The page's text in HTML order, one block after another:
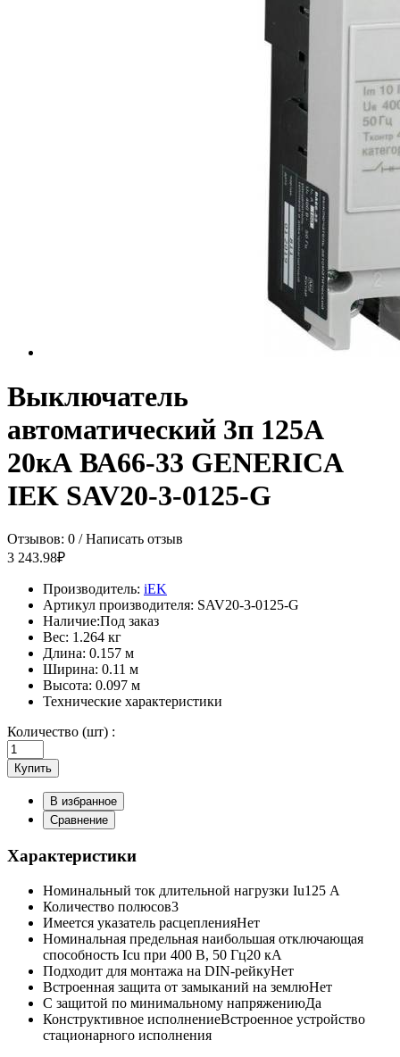
Выключатель
автоматический 3п 125А
20кА ВА66-33 GENERICA
IEK SAV20-3-0125-G
Отзывов: 0 /Написать отзыв
3 243.98₽
Производитель: iEK
Артикул производителя: SAV20-3-0125-G
Наличие:Под заказ
Вес: 1.264 кг
Длина: 0.157 м
Ширина: 0.11 м
Высота: 0.097 м
Технические характеристики
Количество (шт) :
Купить
В избранное
Сравнение
Характеристики
Номинальный ток длительной нагрузки Iu125 А
Количество полюсов3
Имеется указатель расцепленияНет
Номинальная предельная наибольшая отключающая
способность Icu при 400 В, 50 Гц20 кА
Подходит для монтажа на DIN-рейкуНет
Встроенная защита от замыканий на землюНет
С защитой по минимальному напряжениюДа
Конструктивное исполнениеВстроенное устройство
стационарного исполнения